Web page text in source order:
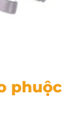
phuộc